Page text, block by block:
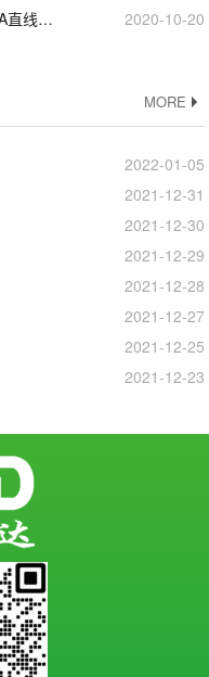
揭阳_福建_郑州_烟台总代理台湾ABBA直线导轨滑块
2020-10-20
MORE
2022-01-05
2021-12-31
2021-12-30
2021-12-29
2021-12-28
2021-12-27
2021-12-25
2021-12-23